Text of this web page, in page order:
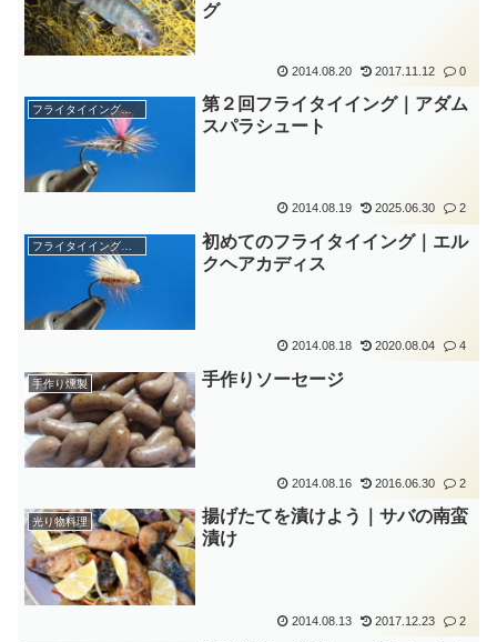
グ
2014.08.20 2017.11.12 0
フライタイイング勉強中
第２回フライタイイング｜アダム
スパラシュート
2014.08.19 2025.06.30 2
フライタイイング勉強中
初めてのフライタイイング｜エル
クヘアカディス
2014.08.18 2020.08.04 4
手作り燻製 手作りソーセージ
2014.08.16 2016.06.30 2
光り物料理
揚げたてを漬けよう｜サバの南蛮
漬け
2014.08.13 2017.12.23 2